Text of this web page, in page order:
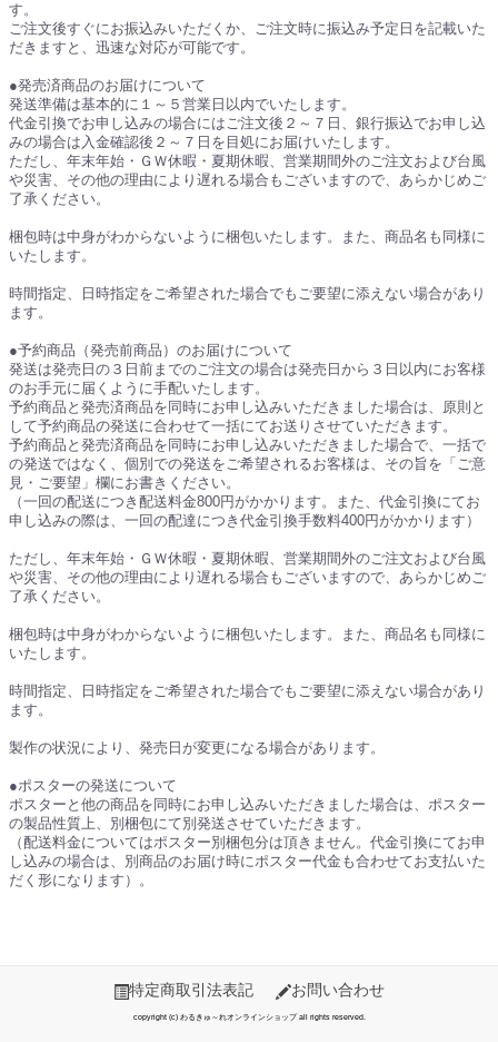
す。
ご注文後すぐにお振込みいただくか、ご注文時に振込み予定日を記載いた
だきますと、迅速な対応が可能です。
●発売済商品のお届けについて
発送準備は基本的に１～５営業日以内でいたします。
代金引換でお申し込みの場合にはご注文後２～７日、銀行振込でお申し込
みの場合は入金確認後２～７日を目処にお届けいたします。
ただし、年末年始・ＧＷ休暇・夏期休暇、営業期間外のご注文および台風
や災害、その他の理由により遅れる場合もございますので、あらかじめご
了承ください。
梱包時は中身がわからないように梱包いたします。また、商品名も同様に
いたします。
時間指定、日時指定をご希望された場合でもご要望に添えない場合があり
ます。
●予約商品（発売前商品）のお届けについて
発送は発売日の３日前までのご注文の場合は発売日から３日以内にお客様
のお手元に届くように手配いたします。
予約商品と発売済商品を同時にお申し込みいただきました場合は、原則と
して予約商品の発送に合わせて一括にてお送りさせていただきます。
予約商品と発売済商品を同時にお申し込みいただきました場合で、一括で
の発送ではなく、個別での発送をご希望されるお客様は、その旨を「ご意
見・ご要望」欄にお書きください。
（一回の配送につき配送料金800円がかかります。また、代金引換にてお
申し込みの際は、一回の配達につき代金引換手数料400円がかかります）
ただし、年末年始・ＧＷ休暇・夏期休暇、営業期間外のご注文および台風
や災害、その他の理由により遅れる場合もございますので、あらかじめご
了承ください。
梱包時は中身がわからないように梱包いたします。また、商品名も同様に
いたします。
時間指定、日時指定をご希望された場合でもご要望に添えない場合があり
ます。
製作の状況により、発売日が変更になる場合があります。
●ポスターの発送について
ポスターと他の商品を同時にお申し込みいただきました場合は、ポスター
の製品性質上、別梱包にて別発送させていただきます。
（配送料金についてはポスター別梱包分は頂きません。代金引換にてお申
し込みの場合は、別商品のお届け時にポスター代金も合わせてお支払いた
だく形になります）。
特定商取引法表記 お問い合わせ
copyright (c) わるきゅ～れオンラインショップ all rights reserved.